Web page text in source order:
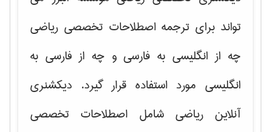
تواند برای ترجمه اصطلاحات تخصصی ریاضی
چه از انگلیسی به فارسی و چه از فارسی به
انگلیسی مورد استفاده قرار گیرد. دیکشنری
آنلاین ریاضی شامل اصطلاحات تخصصی